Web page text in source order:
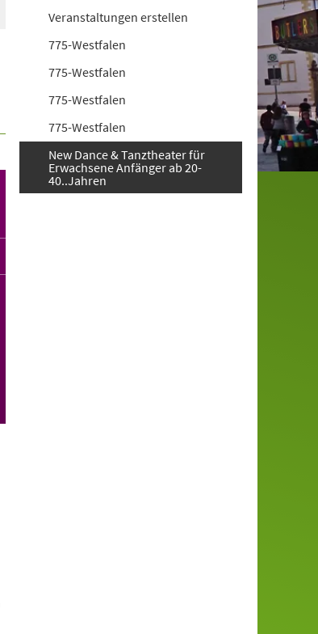
Veranstaltungen erstellen
775-Westfalen
775-Westfalen
775-Westfalen
775-Westfalen
New Dance & Tanztheater für
Erwachsene Anfänger ab 20-
40..Jahren